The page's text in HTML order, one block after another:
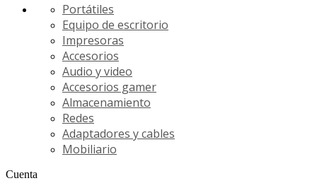
Portátiles
Equipo de escritorio
Impresoras
Accesorios
Audio y video
Accesorios gamer
Almacenamiento
Redes
Adaptadores y cables
Mobiliario
Cuenta